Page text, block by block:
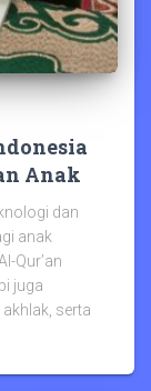
Anak
dan
anak
Qur’an
juga
serta